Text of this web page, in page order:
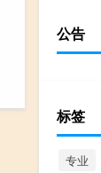
公告
标签
专业